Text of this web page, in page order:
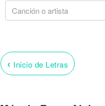
‹ Inicio de Letras